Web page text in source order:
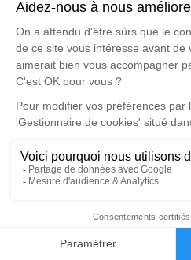
Faire-part
d'expression dédié à
LE GLOAHEC.
Un service de plantation
disponible ici
Cérémonie religieuse
Église Saint-Cornély de
Carnac